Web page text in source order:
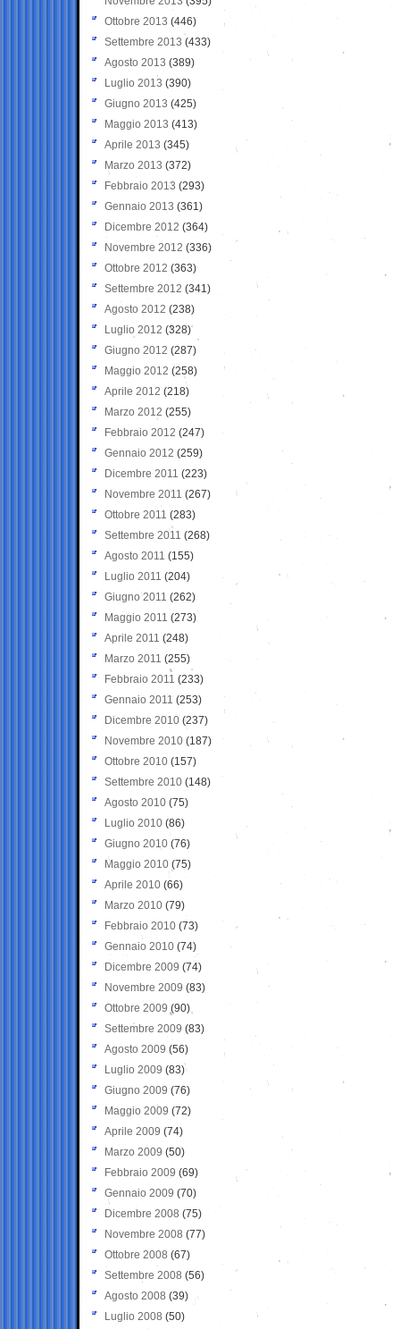
Ottobre 2013 (446)
Settembre 2013 (433)
Agosto 2013 (389)
Luglio 2013 (390)
Giugno 2013 (425)
Maggio 2013 (413)
Aprile 2013 (345)
Marzo 2013 (372)
Febbraio 2013 (293)
Gennaio 2013 (361)
Dicembre 2012 (364)
Novembre 2012 (336)
Ottobre 2012 (363)
Settembre 2012 (341)
Agosto 2012 (238)
Luglio 2012 (328)
Giugno 2012 (287)
Maggio 2012 (258)
Aprile 2012 (218)
Marzo 2012 (255)
Febbraio 2012 (247)
Gennaio 2012 (259)
Dicembre 2011 (223)
Novembre 2011 (267)
Ottobre 2011 (283)
Settembre 2011 (268)
Agosto 2011 (155)
Luglio 2011 (204)
Giugno 2011 (262)
Maggio 2011 (273)
Aprile 2011 (248)
Marzo 2011 (255)
Febbraio 2011 (233)
Gennaio 2011 (253)
Dicembre 2010 (237)
Novembre 2010 (187)
Ottobre 2010 (157)
Settembre 2010 (148)
Agosto 2010 (75)
Luglio 2010 (86)
Giugno 2010 (76)
Maggio 2010 (75)
Aprile 2010 (66)
Marzo 2010 (79)
Febbraio 2010 (73)
Gennaio 2010 (74)
Dicembre 2009 (74)
Novembre 2009 (83)
Ottobre 2009 (90)
Settembre 2009 (83)
Agosto 2009 (56)
Luglio 2009 (83)
Giugno 2009 (76)
Maggio 2009 (72)
Aprile 2009 (74)
Marzo 2009 (50)
Febbraio 2009 (69)
Gennaio 2009 (70)
Dicembre 2008 (75)
Novembre 2008 (77)
Ottobre 2008 (67)
Settembre 2008 (56)
Agosto 2008 (39)
Luglio 2008 (50)